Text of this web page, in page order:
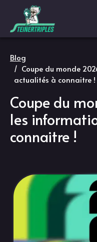
Blog
Coupe du monde
actualités à connaitre !
Coupe du
les
connaitre !